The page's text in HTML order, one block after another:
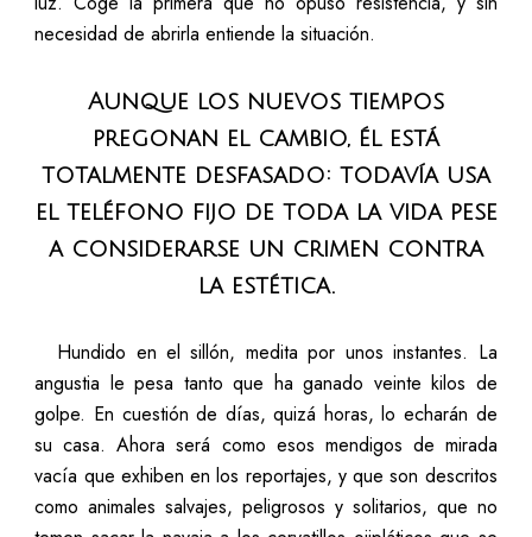
necesidad de abrirla entiende la situación.
Aunque los nuevos tiempos
pregonan el cambio, él está
totalmente desfasado: todavía usa
el teléfono fijo de toda la vida pese
a considerarse un crimen contra
la estética.
Hundido en el sillón, medita por unos instantes. La
angustia le pesa tanto que ha ganado veinte kilos de
golpe. En cuestión de días, quizá horas, lo echarán de
su casa. Ahora será como esos mendigos de mirada
vacía que exhiben en los reportajes, y que son descritos
como animales salvajes, peligrosos y solitarios, que no